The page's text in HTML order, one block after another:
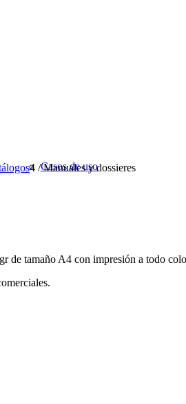
Casos de uso
4 / Manuales y dossieres
de tamaño A4 con impresión a todo